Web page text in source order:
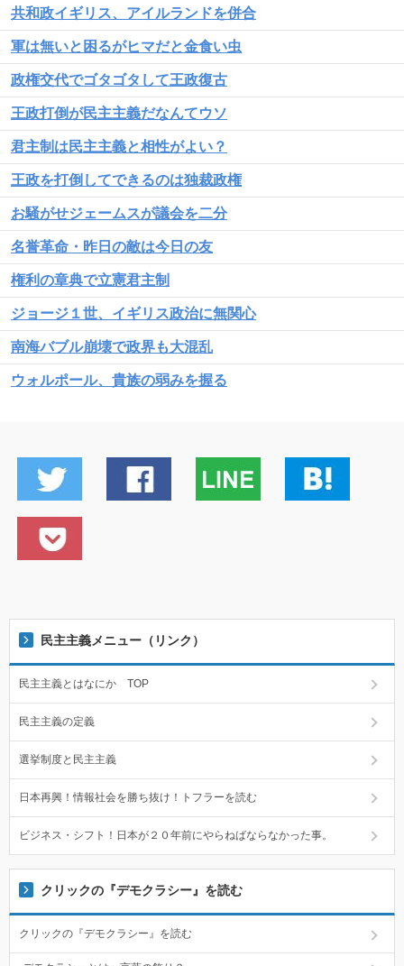
共和政イギリス、アイルランドを併合
軍は無いと困るがヒマだと金食い虫
政権交代でゴタゴタして王政復古
王政打倒が民主主義だなんてウソ
君主制は民主主義と相性がよい？
王政を打倒してできるのは独裁政権
お騒がせジェームスが議会を二分
名誉革命・昨日の敵は今日の友
権利の章典で立憲君主制
ジョージ１世、イギリス政治に無関心
南海バブル崩壊で政界も大混乱
ウォルポール、貴族の弱みを握る
民主主義メニュー（リンク）
民主主義とはなにか TOP
民主主義の定義
選挙制度と民主主義
日本再興！情報社会を勝ち抜け！トフラーを読む
ビジネス・シフト！日本が２０年前にやらねばならなかった事。
クリックの『デモクラシー』を読む
クリックの『デモクラシー』を読む